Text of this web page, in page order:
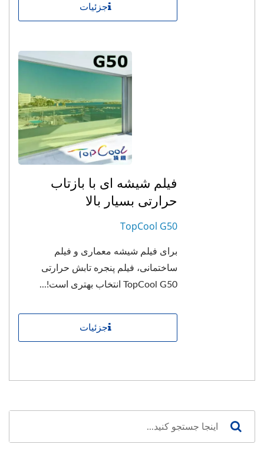
جزئیات
فیلم شیشه ای با بازتاب
حرارتی بسیار بالا
TopCool G50
برای فیلم شیشه معماری و فیلم
ساختمانی، فیلم پنجره تابش حرارتی
TopCool G50 انتخاب بهتری است!...
جزئیات